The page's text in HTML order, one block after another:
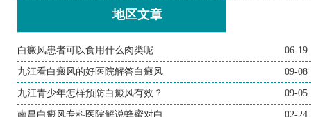
地区文章
白癜风患者可以食用什么肉类呢 06-19
九江看白癜风的好医院解答白癜风 09-08
九江青少年怎样预防白癜风有效？ 09-05
南昌白癜风专科医院解说蜂蜜对白 02-24